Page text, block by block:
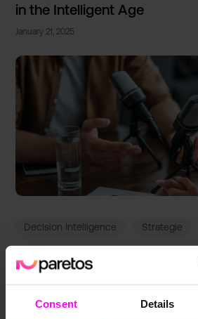
Consent Details
in the Intellig­ent Age
January 21, 2025
Decision Intelligence Strategie
Vom Chaos zur Klarheit­: Wie
Entschei­dungsfin­dung
transfor­mieren kann